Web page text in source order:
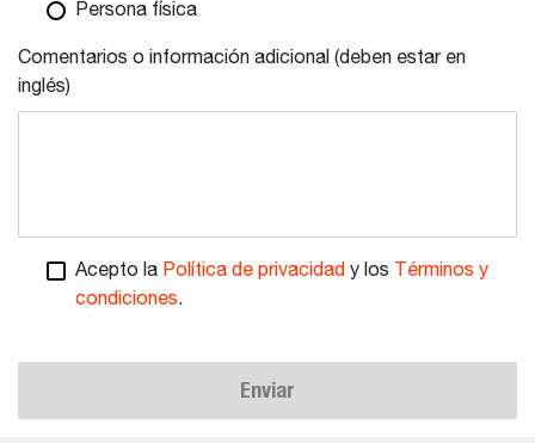
Persona física
Comentarios o información adicional (deben estar en
inglés)
Acepto la Política de privacidad y los
Términos y
condiciones.
Enviar